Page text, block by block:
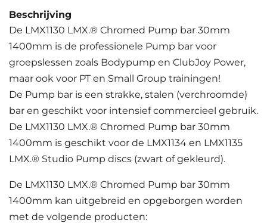
Beschrijving
De LMX1130 LMX.® Chromed Pump bar 30mm
1400mm is de professionele Pump bar voor
groepslessen zoals Bodypump en ClubJoy Power,
maar ook voor PT en Small Group trainingen!
De Pump bar is een strakke, stalen (verchroomde)
bar en geschikt voor intensief commercieel gebruik.
De LMX1130 LMX.® Chromed Pump bar 30mm
1400mm is geschikt voor de LMX1134 en LMX1135
LMX.® Studio Pump discs (zwart of gekleurd).
De LMX1130 LMX.® Chromed Pump bar 30mm
1400mm kan uitgebreid en opgeborgen worden
met de volgende producten: